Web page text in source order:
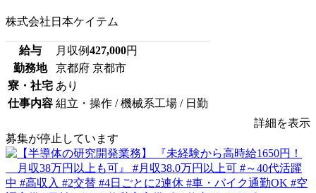
株式会社日本ケイテム
給与 月収例427,000円
勤務地
京都府 京都市
寮・社宅 あり
仕事内容 組立・操作 / 機械系工場 / 日勤
詳細を表示
募集が停止しています